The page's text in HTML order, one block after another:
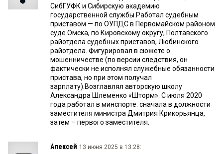
СибГУФК и Сибирскую академию
государственной службы.Работал судебным
приставом — по ОУПДС в Первомайском районом
суде Омска, по Кировскому округу, Полтавского
райотдела судебных приставов, Любинского
райотдела. Фигурировал в сюжете о
мошенничестве (по версии следствия, он
фактически не исполнял служебные обязанности
пристава, но при этом получал
зарплату).Возглавлял авторскую школу
Александра Шлеменко «Шторм». С июля 2020
года работал в минспорте: сначала в должности
заместителя министра Дмитрия Крикорьянца,
затем – первого заместителя.
Алексей 13 июня 2025 в 13:28: